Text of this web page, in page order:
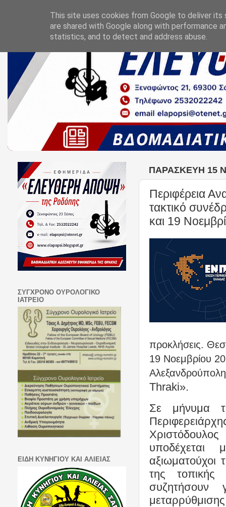
ΠΑΡΑΣΚΕΥΉ 15
Περιφέρεια
τακτικό
και 19
προκλήσεις.
19 Νοεμβρίου
Thraki».
Σε μήνυμα
υποδέχεται
αξιωματούχοι
της τοπικής
συζητήσουν
ΣΥΓΧΡΟΝΟ ΟΥΡΟΛΟΓΙΚΟ
ΙΑΤΡΕΙΟ
ΕΙΔΗ ΚΥΝΗΓΙΟΥ ΚΑΙ ΑΛΙΕΙΑΣ
This site uses cookies from Google to deliver its
are shared with Google along with performance
statistics, and to detect and address abuse.